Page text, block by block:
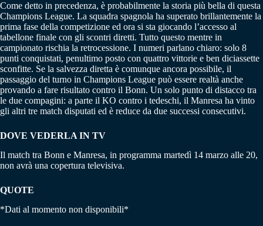
Come detto in precedenza, è probabilmente la storia più bella di questa
Champions League. La squadra spagnola ha superato brillantemente la
prima fase della competizione ed ora si sta giocando l’accesso al
tabellone finale con gli scontri diretti. Tutto questo mentre in
campionato rischia la retrocessione. I numeri parlano chiaro: solo 8
punti conquistati, penultimo posto con quattro vittorie e ben diciassette
sconfitte. Se la salvezza diretta è comunque ancora possibile, il
passaggio del turno in Champions League può essere realtà anche
provando a fare risultato contro il Bonn. Un solo punto di distacco tra
le due compagini: a parte il KO contro i tedeschi, il Manresa ha vinto
gli altri tre match disputati ed è reduce da due successi consecutivi.
DOVE VEDERLA IN TV
Il match tra Bonn e Manresa, in programma martedì 14 marzo alle 20,
non avrà una copertura televisiva.
QUOTE
*Dati al momento non disponibili*